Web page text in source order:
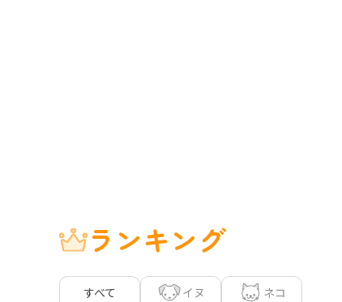
ランキング
すべて イヌ ネコ